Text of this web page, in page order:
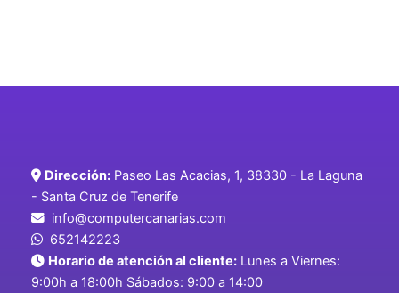
Dirección: Paseo Las Acacias, 1, 38330 - La Laguna
- Santa Cruz de Tenerife
info@computercanarias.com
652142223
Horario de atención al cliente: Lunes a Viernes:
9:00h a 18:00h Sábados: 9:00 a 14:00